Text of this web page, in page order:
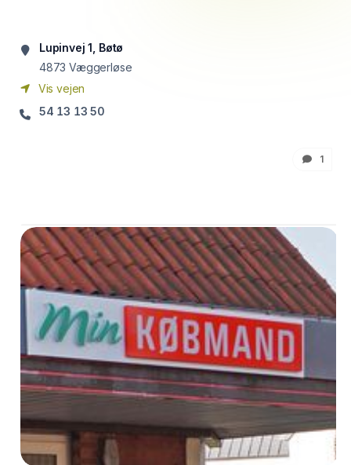
Lupinvej 1, Bøtø
4873 Væggerløse
Vis vejen
54 13 13 50
1